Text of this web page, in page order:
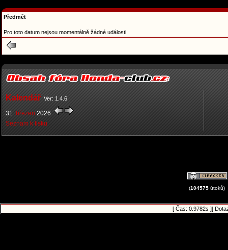
Předmět
Pro toto datum nejsou momentálně žádné události
Kalendář Ver: 1.4.6
31 březen 2026
Seznam k tisku
(104575 útoků)
[ Čas: 0.9782s ][